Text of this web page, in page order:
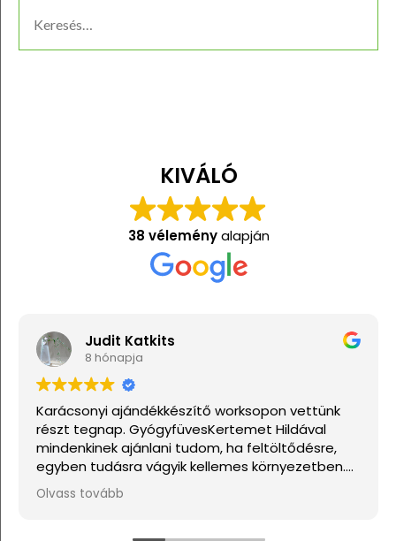
KIVÁLÓ
38 véleményalapján
Judit Katkits
8 hónapja
Karácsonyi ajándékkészítő worksopon vettünk
részt tegnap. GyógyfüvesKertemet Hildával
mindenkinek ajánlani tudom, ha feltöltődésre,
egyben tudásra vágyik kellemes környezetben.
Ha lehetne sokkal több csillagot adni, akkor azt
mind adnám.
Olvass tovább